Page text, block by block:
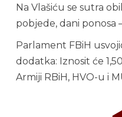
Na Vlašiću se sutra
pobjede, dani ponosa
Parlament FBiH
dodatka: Iznosit će
Armiji RBiH, HVO-u i